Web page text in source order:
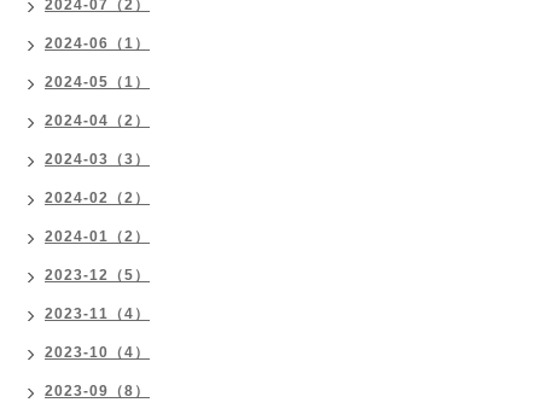
2024-07（2）
2024-06（1）
2024-05（1）
2024-04（2）
2024-03（3）
2024-02（2）
2024-01（2）
2023-12（5）
2023-11（4）
2023-10（4）
2023-09（8）